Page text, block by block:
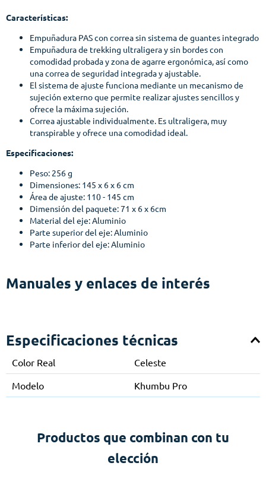
Características:
Empuñadura PAS con correa sin sistema de guantes integrado
Empuñadura de trekking ultraligera y sin bordes con
comodidad probada y zona de agarre ergonómica, así como
una correa de seguridad integrada y ajustable.
El sistema de ajuste funciona mediante un mecanismo de
sujeción externo que permite realizar ajustes sencillos y
ofrece la máxima sujeción.
Correa ajustable individualmente. Es ultraligera, muy
transpirable y ofrece una comodidad ideal.
Especificaciones:
Peso: 256 g
Dimensiones: 145 x 6 x 6 cm
Área de ajuste: 110 - 145 cm
Dimensión del paquete: 71 x 6 x 6cm
Material del eje: Aluminio
Parte superior del eje: Aluminio
Parte inferior del eje: Aluminio
Manuales y enlaces de interés
Especificaciones técnicas
Color Real
Celeste
Modelo
Khumbu Pro
Productos que combinan con tu
elección